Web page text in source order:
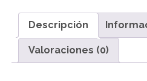
Descripción
Valoraciones (0)